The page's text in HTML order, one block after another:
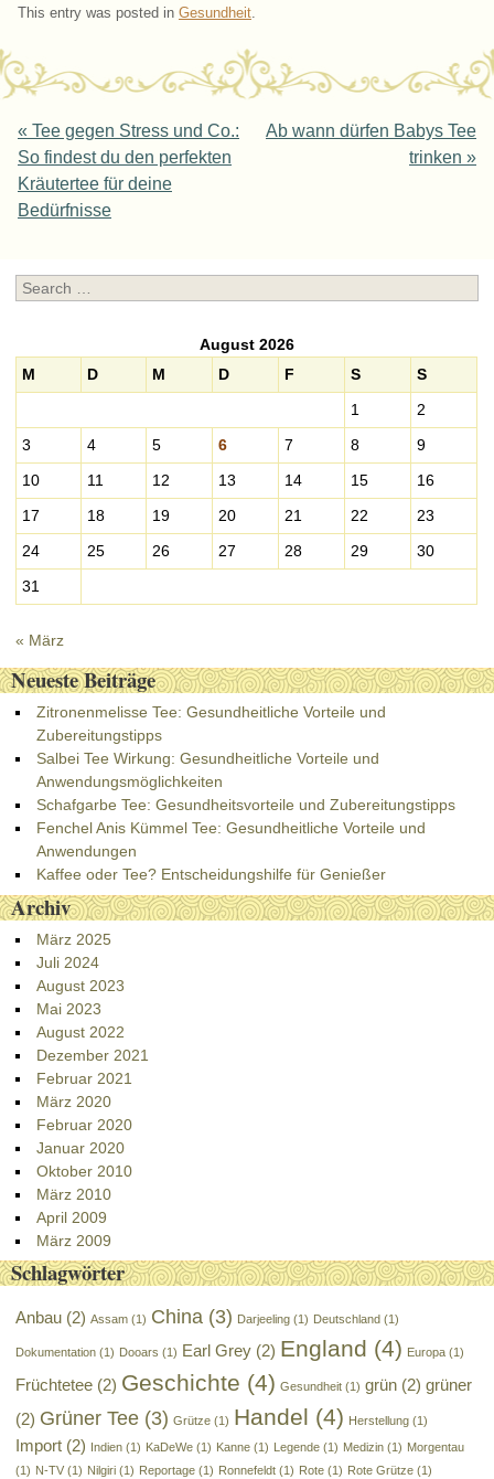
This entry was posted in Gesundheit.
Post navigation
« Tee gegen Stress und Co.:
So findest du den perfekten
Kräutertee für deine
Bedürfnisse
Ab wann dürfen Babys Tee
trinken »
Search
August 2026
M
D M D F S
S
1
2
3
4 5 6 7 8
9
10
11 12 13 14 15
16
17
18 19 20 21 22
23
24
25 26 27 28 29
30
31
« März
Neueste Beiträge
Zitronenmelisse Tee: Gesundheitliche Vorteile und
Zubereitungstipps
Salbei Tee Wirkung: Gesundheitliche Vorteile und
Anwendungsmöglichkeiten
Schafgarbe Tee: Gesundheitsvorteile und Zubereitungstipps
Fenchel Anis Kümmel Tee: Gesundheitliche Vorteile und
Anwendungen
Kaffee oder Tee? Entscheidungshilfe für Genießer
Archiv
März 2025
Juli 2024
August 2023
Mai 2023
August 2022
Dezember 2021
Februar 2021
März 2020
Februar 2020
Januar 2020
Oktober 2010
März 2010
April 2009
März 2009
Schlagwörter
Anbau (2) Assam (1) China (3) Darjeeling (1) Deutschland (1)
Dokumentation (1) Dooars (1) Earl Grey (2) England (4) Europa (1)
Früchtetee (2) Geschichte (4) Gesundheit (1) grün (2) grüner
(2) Grüner Tee (3) Grütze (1) Handel (4) Herstellung (1)
Import (2) Indien (1) KaDeWe (1) Kanne (1) Legende (1) Medizin (1) Morgentau
(1) N-TV (1) Nilgiri (1) Reportage (1) Ronnefeldt (1) Rote (1) Rote Grütze (1)